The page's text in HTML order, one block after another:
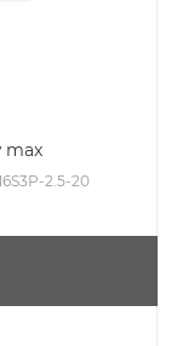
max
2.5-20